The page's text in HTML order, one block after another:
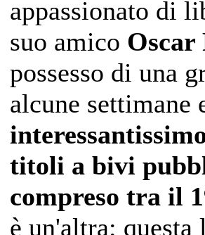
appassionato di
suo amico Oscar
possesso di una
alcune settimane
titoli a bivi
compreso tra il
è un'altra: